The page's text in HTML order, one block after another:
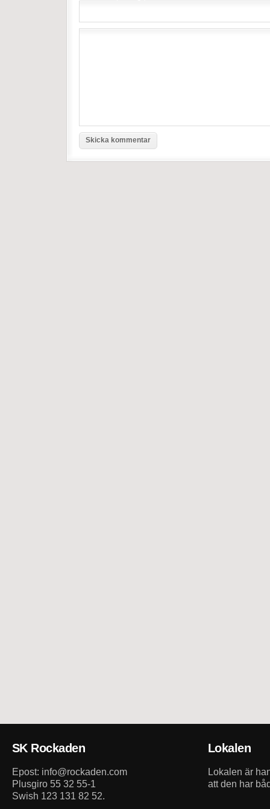
SK Rockaden
Epost: info@rockaden.com
Plusgiro 55 32 55-1
Swish 123 131 82 52.
Lokalen
Lokalen är
att den har